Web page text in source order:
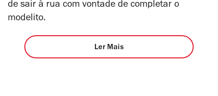
de sair à rua com vontade de completar o
modelito.
Ler Mais